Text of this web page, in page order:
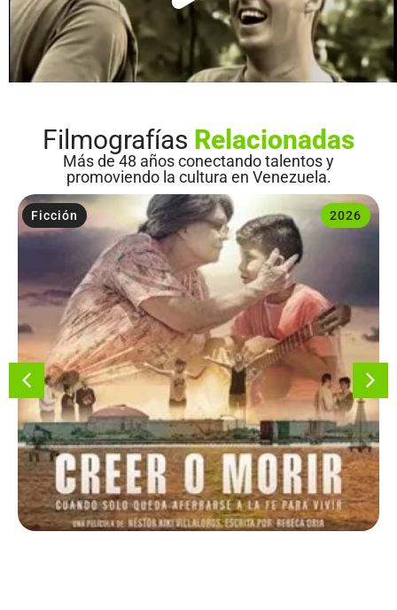
Filmografías Relacionadas
Más de 48 años conectando talentos y
promoviendo la cultura en Venezuela.
2026
Ficción